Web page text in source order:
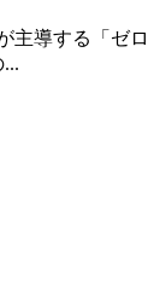
主導する「